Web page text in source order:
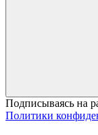
Подписываясь на
Политики